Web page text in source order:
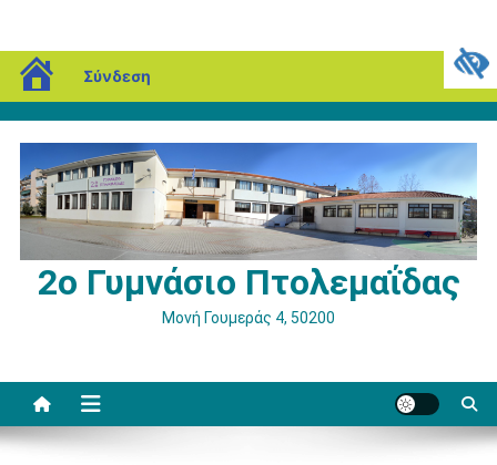
blogs.sch.gr
Σύνδεση
Μεταπηδήστε
στο
περιεχόμενο
2ο Γυμνάσιο Πτολεμαΐδας
Μονή Γουμεράς 4, 50200